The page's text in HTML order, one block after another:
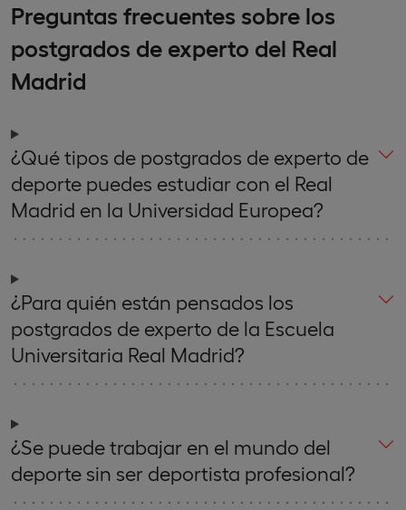
Preguntas frecuentes sobre los
postgrados de experto del Real
Madrid
¿Qué tipos de postgrados de experto de
deporte puedes estudiar con el Real
Madrid en la Universidad Europea?
¿Para quién están pensados los
postgrados de experto de la Escuela
Universitaria Real Madrid?
¿Se puede trabajar en el mundo del
deporte sin ser deportista profesional?